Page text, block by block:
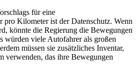
für eine
pro Kilometer ist der Datenschutz. Wenn
könnte die Regierung die Bewegungen
würden viele Autofahrer als großen
müssen sie zusätzliches Inventar,
verwenden, das ihre Bewegungen